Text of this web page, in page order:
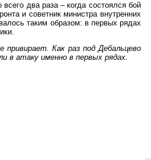
два раза – когда состоялся бой
и советник министра внутренних
таким образом: в первых рядах
Как раз под Дебальцево
в атаку именно в первых рядах.